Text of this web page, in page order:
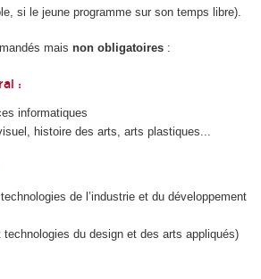
si le jeune programme sur son temps libre).
mais non obligatoires:
:
informatiques
histoire des arts, arts plastiques...
de l’industrie et du développement
du design et des arts appliqués)